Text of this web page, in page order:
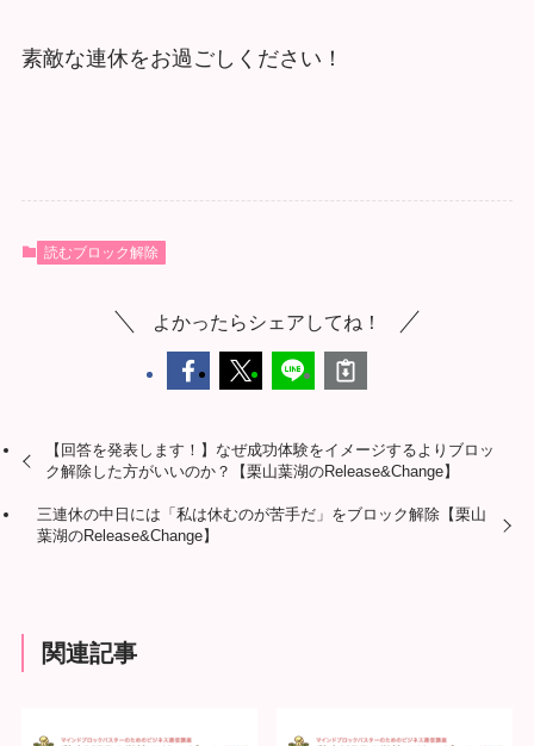
素敵な連休をお過ごしください！
読むブロック解除
よかったらシェアしてね！
【回答を発表します！】なぜ成功体験をイメージするよりブロッ
ク解除した方がいいのか？【栗山葉湖のRelease&Change】
三連休の中日には「私は休むのが苦手だ」をブロック解除【栗山
葉湖のRelease&Change】
関連記事